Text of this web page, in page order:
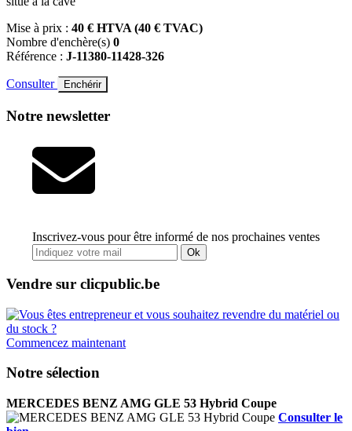
Mise à prix : 40 € HTVA (40 € TVAC)
Nombre d'enchère(s) 0
Référence : J-11380-11428-326
Consulter Enchérir
Notre newsletter
Inscrivez-vous pour être informé de nos prochaines ventes
Ok
Vendre sur clicpublic.be
Commencez maintenant
Notre sélection
MERCEDES BENZ AMG GLE 53 Hybrid Coupe
Consulter le